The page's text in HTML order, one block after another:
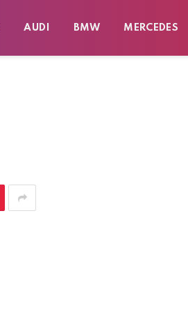
AUDI BMW MERCEDES